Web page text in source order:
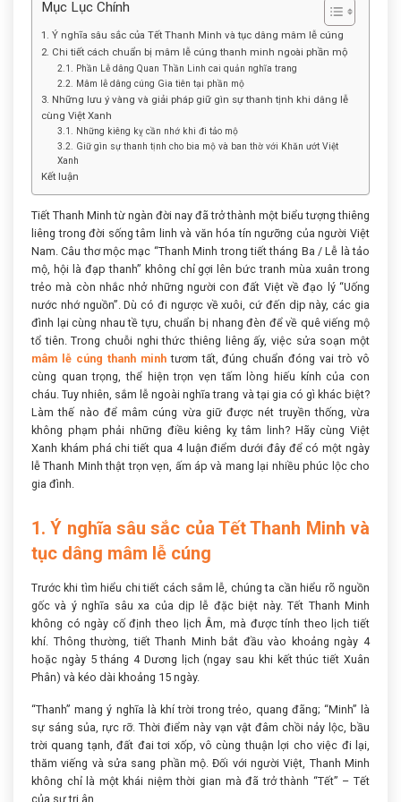
Mục Lục Chính
1. Ý nghĩa sâu sắc của Tết Thanh Minh và tục dâng mâm lễ cúng
2. Chi tiết cách chuẩn bị mâm lễ cúng thanh minh ngoài phần mộ
2.1. Phần Lễ dâng Quan Thần Linh cai quản nghĩa trang
2.2. Mâm lễ dâng cúng Gia tiên tại phần mộ
3. Những lưu ý vàng và giải pháp giữ gìn sự thanh tịnh khi dâng lễ
cùng Việt Xanh
3.1. Những kiêng kỵ cần nhớ khi đi tảo mộ
3.2. Giữ gìn sự thanh tịnh cho bia mộ và ban thờ với Khăn ướt Việt
Xanh
Kết luận
Tiết Thanh Minh từ ngàn đời nay đã trở thành một biểu tượng thiêng
liêng trong đời sống tâm linh và văn hóa tín ngưỡng của người Việt
Nam. Câu thơ mộc mạc “Thanh Minh trong tiết tháng Ba / Lễ là tảo
mộ, hội là đạp thanh” không chỉ gợi lên bức tranh mùa xuân trong
trẻo mà còn nhắc nhở những người con đất Việt về đạo lý “Uống
nước nhớ nguồn”. Dù có đi ngược về xuôi, cứ đến dịp này, các gia
đình lại cùng nhau tề tựu, chuẩn bị nhang đèn để về quê viếng mộ
tổ tiên. Trong chuỗi nghi thức thiêng liêng ấy, việc sửa soạn một
mâm lễ cúng thanh minhtươm tất, đúng chuẩn đóng vai trò vô
cùng quan trọng, thể hiện trọn vẹn tấm lòng hiếu kính của con
cháu. Tuy nhiên, sắm lễ ngoài nghĩa trang và tại gia có gì khác biệt?
Làm thế nào để mâm cúng vừa giữ được nét truyền thống, vừa
không phạm phải những điều kiêng kỵ tâm linh? Hãy cùng Việt
Xanh khám phá chi tiết qua 4 luận điểm dưới đây để có một ngày
lễ Thanh Minh thật trọn vẹn, ấm áp và mang lại nhiều phúc lộc cho
gia đình.
1. Ý nghĩa sâu sắc của Tết Thanh Minh và
tục dâng mâm lễ cúng
Trước khi tìm hiểu chi tiết cách sắm lễ, chúng ta cần hiểu rõ nguồn
gốc và ý nghĩa sâu xa của dịp lễ đặc biệt này. Tết Thanh Minh
không có ngày cố định theo lịch Âm, mà được tính theo lịch tiết
khí. Thông thường, tiết Thanh Minh bắt đầu vào khoảng ngày 4
hoặc ngày 5 tháng 4 Dương lịch (ngay sau khi kết thúc tiết Xuân
Phân) và kéo dài khoảng 15 ngày.
“Thanh” mang ý nghĩa là khí trời trong trẻo, quang đãng; “Minh” là
sự sáng sủa, rực rỡ. Thời điểm này vạn vật đâm chồi nảy lộc, bầu
trời quang tạnh, đất đai tơi xốp, vô cùng thuận lợi cho việc đi lại,
thăm viếng và sửa sang phần mộ. Đối với người Việt, Thanh Minh
không chỉ là một khái niệm thời gian mà đã trở thành “Tết” – Tết
của sự tri ân.